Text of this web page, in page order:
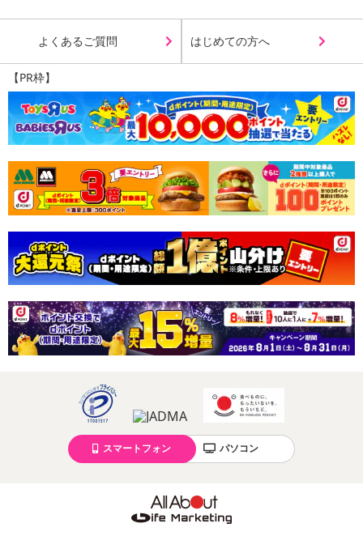
よくあるご質問 はじめての方へ
【PR枠】
スマートフォン パソコン